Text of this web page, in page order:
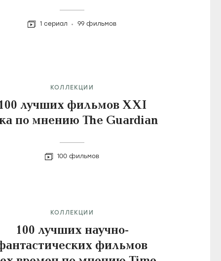
1 сериал 99 фильмов
КОЛЛЕКЦИИ
лучших фильмов XXI
по мнению The Guardian
100 фильмов
КОЛЛЕКЦИИ
100 лучших научно-
фильмов